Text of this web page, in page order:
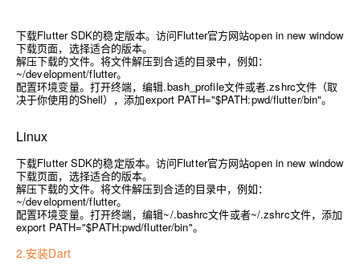
下载Flutter SDK的稳定版本。访问Flutter官方网站open in new window
下载页面，选择适合的版本。
解压下载的文件。将文件解压到合适的目录中，例如：
~/development/flutter。
配置环境变量。打开终端，编辑.bash_profile文件或者.zshrc文件（取
决于你使用的Shell），添加export PATH="$PATH:pwd/flutter/bin"。
Linux
下载Flutter SDK的稳定版本。访问Flutter官方网站open in new window
下载页面，选择适合的版本。
解压下载的文件。将文件解压到合适的目录中，例如：
~/development/flutter。
配置环境变量。打开终端，编辑~/.bashrc文件或者~/.zshrc文件，添加
export PATH="$PATH:pwd/flutter/bin"。
2.安装Dart